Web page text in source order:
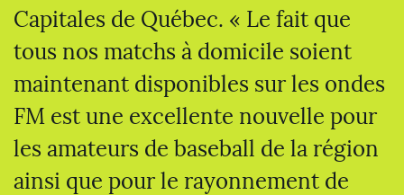
Capitales de Québec. « Le fait que
tous nos matchs à domicile soient
maintenant disponibles sur les ondes
FM est une excellente nouvelle pour
les amateurs de baseball de la région
ainsi que pour le rayonnement de